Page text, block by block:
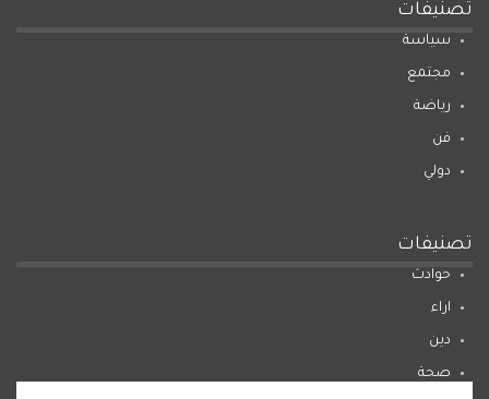
تصنيفات
سياسة
مجتمع
رياضة
فن
دولي
تصنيفات
حوادث
اراء
دين
صحة